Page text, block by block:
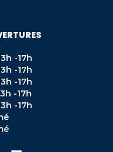
-17h
-17h
-17h
-17h
-17h